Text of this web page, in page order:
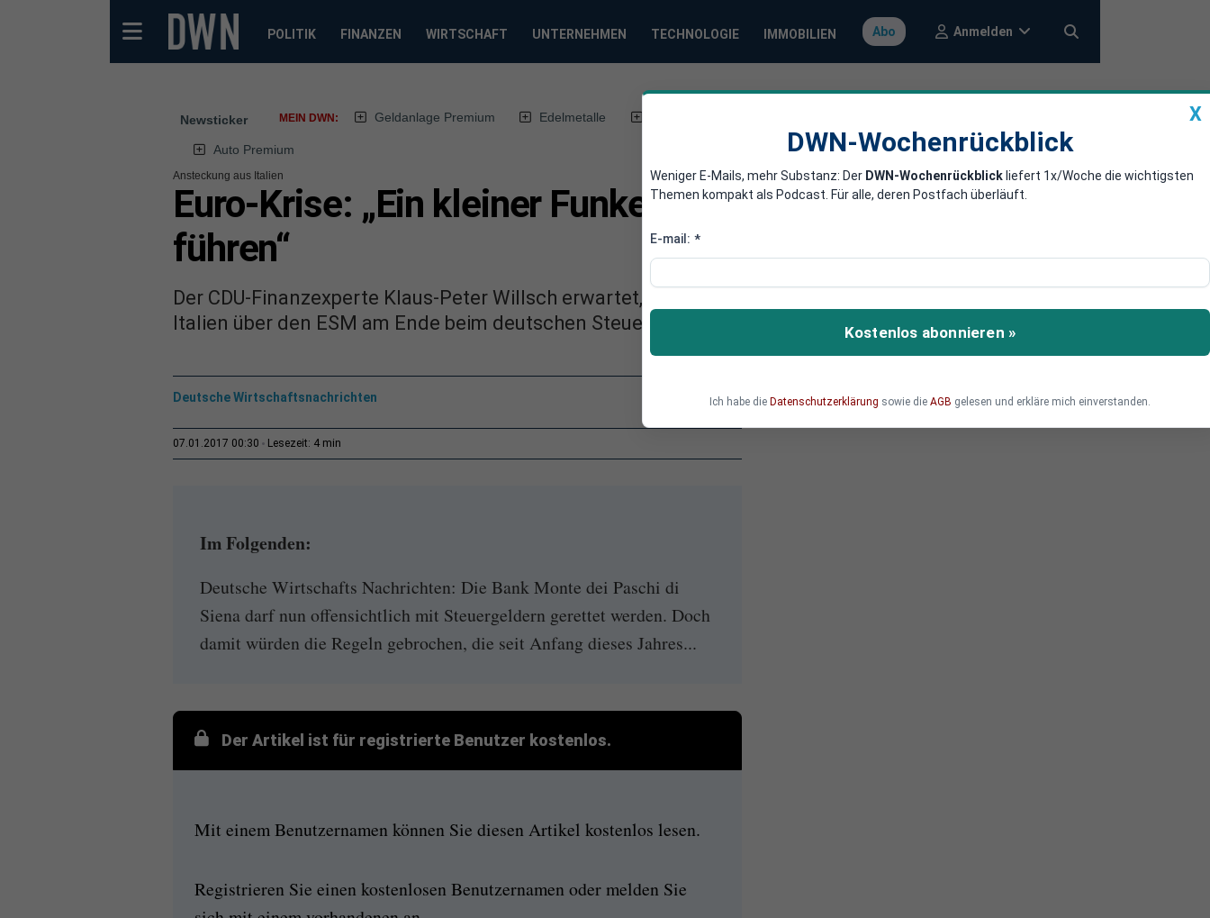
POLITIK FINANZEN WIRTSCHAFT UNTERNEHMEN TECHNOLOGIE IMMOBILIEN Abo Anmelden
Newsticker MEIN DWN: Geldanlage Premium Edelmetalle
Auto Premium
Ansteckung aus Italien
Euro-Krise: „Ein kleiner Funke kann zum Flächenbrand
führen“
Der CDU-Finanzexperte Klaus-Peter Willsch erwartet, dass die Kosten für die Banken-Rettung in
Italien über den ESM am Ende beim deutschen Steuerzahler landen werden.
Deutsche Wirtschaftsnachrichten
07.01.2017 00:30 Lesezeit: 4 min
Im Folgenden:
Deutsche Wirtschafts Nachrichten: Die Bank Monte dei Paschi di
Siena darf nun offensichtlich mit Steuergeldern gerettet werden. Doch
damit würden die Regeln gebrochen, die seit Anfang dieses Jahres...
Der Artikel ist für registrierte Benutzer kostenlos.
Mit einem Benutzernamen können Sie diesen Artikel kostenlos lesen.
Registrieren Sie einen kostenlosen Benutzernamen oder melden Sie
X
DWN-Wochenrückblick
Weniger E-Mails, mehr Substanz: Der DWN-Wochenrückblick liefert 1x/Woche die wichtigsten
Themen kompakt als Podcast. Für alle, deren Postfach überläuft.
E-mail: *
Kostenlos abonnieren »
Ich habe die Datenschutzerklärung sowie die AGB gelesen und erkläre mich einverstanden.